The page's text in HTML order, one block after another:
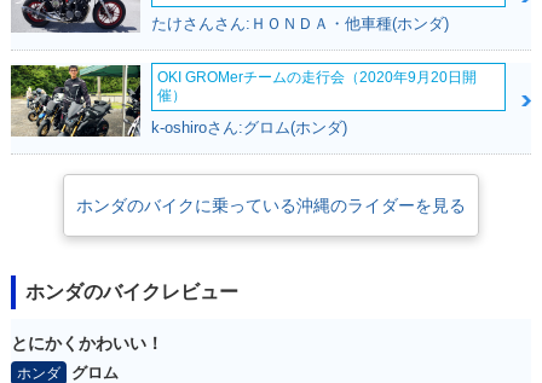
たけさんさん:ＨＯＮＤＡ・他車種(ホンダ)
OKI GROMerチームの走行会（2020年9月20日開
催）
k-oshiroさん:グロム(ホンダ)
ホンダのバイクに乗っている沖縄のライダーを見る
ホンダのバイクレビュー
とにかくかわいい！
ホンダ
グロム